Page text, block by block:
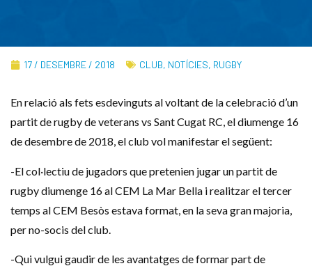
17 / DESEMBRE / 2018 CLUB, NOTÍCIES, RUGBY
En relació als fets esdevinguts al voltant de la celebració d’un
partit de rugby de veterans vs Sant Cugat RC, el diumenge 16
de desembre de 2018, el club vol manifestar el següent:
-El col·lectiu de jugadors que pretenien jugar un partit de
rugby diumenge 16 al CEM La Mar Bella i realitzar el tercer
temps al CEM Besòs estava format, en la seva gran majoria,
per no-socis del club.
-Qui vulgui gaudir de les avantatges de formar part de